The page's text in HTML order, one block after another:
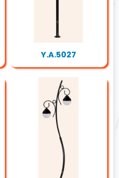
Y.A.5027